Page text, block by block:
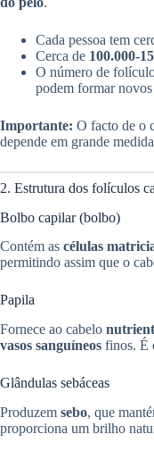
Cada pessoa tem
Cerca de 100.000-
O número de
podem formar
Importante: O facto de o
depende em grande
2. Estrutura dos folículos
Bolbo capilar (bolbo)
Contém as células
permitindo assim que o
Papila
Fornece ao cabelo
vasos sanguíneos finos. É
Glândulas sebáceas
Produzem sebo, que
proporciona um brilho